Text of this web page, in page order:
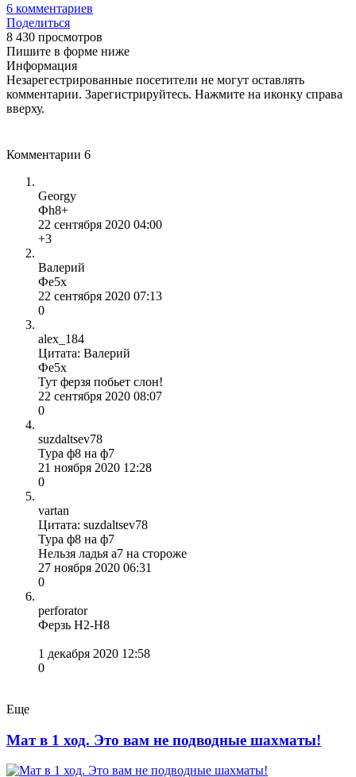
6 комментариев
Поделиться
8 430 просмотров
Пишите в форме ниже
Информация
Незарегестрированные посетители не могут оставлять
комментарии. Зарегистрируйтесь. Нажмите на иконку справа
вверху.
Комментарии 6
Georgy
Фh8+
22 сентября 2020 04:00
+3
Валерий
Фe5x
22 сентября 2020 07:13
0
alex_184
Цитата: Валерий
Фe5x
Тут ферзя побьет слон!
22 сентября 2020 08:07
0
suzdaltsev78
Тура ф8 на ф7
21 ноября 2020 12:28
0
vartan
Цитата: suzdaltsev78
Тура ф8 на ф7
Нельзя ладья а7 на стороже
27 ноября 2020 06:31
0
perforator
Ферзь H2-H8
1 декабря 2020 12:58
0
Еще
Мат в 1 ход. Это вам не подводные шахматы!